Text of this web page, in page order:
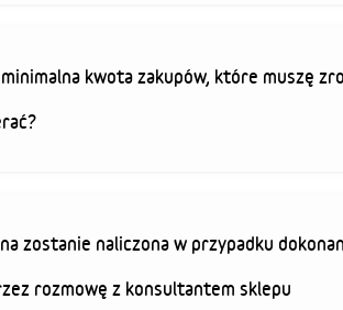
kwota zakupów, które muszę
zostanie naliczona w przypadku
rozmowę z konsultantem sklepu